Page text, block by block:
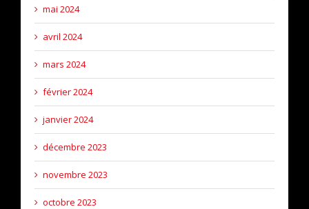
mai 2024
avril 2024
mars 2024
février 2024
janvier 2024
décembre 2023
novembre 2023
octobre 2023